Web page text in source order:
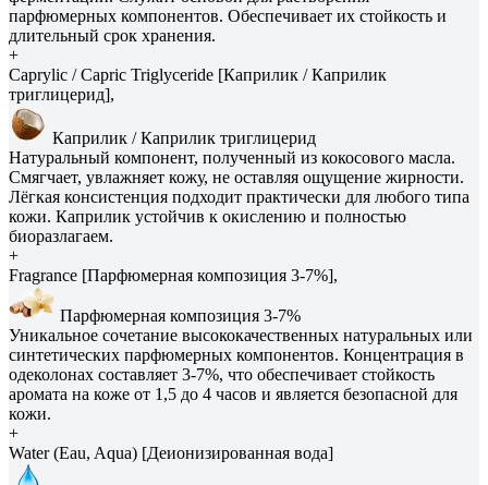
парфюмерных компонентов. Обеспечивает их стойкость и
длительный срок хранения.
+
Caprylic / Capric Triglyceride [Каприлик / Каприлик
триглицерид],
Каприлик / Каприлик триглицерид
Натуральный компонент, полученный из кокосового масла.
Смягчает, увлажняет кожу, не оставляя ощущение жирности.
Лёгкая консистенция подходит практически для любого типа
кожи. Каприлик устойчив к окислению и полностью
биоразлагаем.
+
Fragrance [Парфюмерная композиция 3-7%],
Парфюмерная композиция 3-7%
Уникальное сочетание высококачественных натуральных или
синтетических парфюмерных компонентов. Концентрация в
одеколонах составляет 3-7%, что обеспечивает стойкость
аромата на коже от 1,5 до 4 часов и является безопасной для
кожи.
+
Water (Eau, Aqua) [Деионизированная вода]